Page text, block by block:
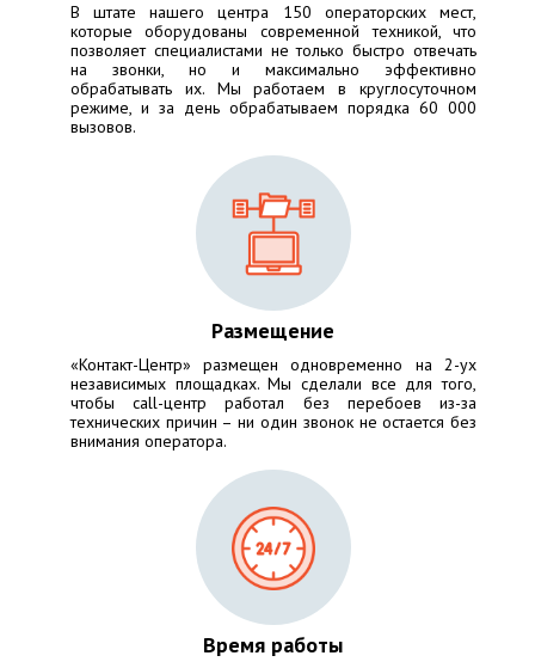
В штате нашего центра 150 операторских мест,
которые оборудованы современной техникой, что
позволяет специалистами не только быстро отвечать
на звонки, но и максимально эффективно
обрабатывать их. Мы работаем в круглосуточном
режиме, и за день обрабатываем порядка 60 000
вызовов.
Размещение
«Контакт-Центр» размещен одновременно на 2-ух
независимых площадках. Мы сделали все для того,
чтобы call-центр работал без перебоев из-за
технических причин – ни один звонок не остается без
внимания оператора.
Время работы